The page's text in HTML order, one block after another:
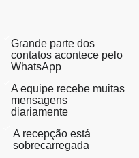
Grande parte dos
contatos acontece pelo
WhatsApp
A equipe recebe muitas
mensagens
diariamente
A recepção está
sobrecarregada